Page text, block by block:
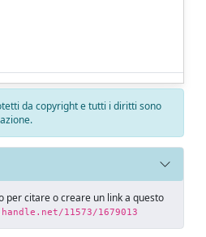
da copyright e tutti i diritti sono
per citare o creare un link a questo
11573/1679013